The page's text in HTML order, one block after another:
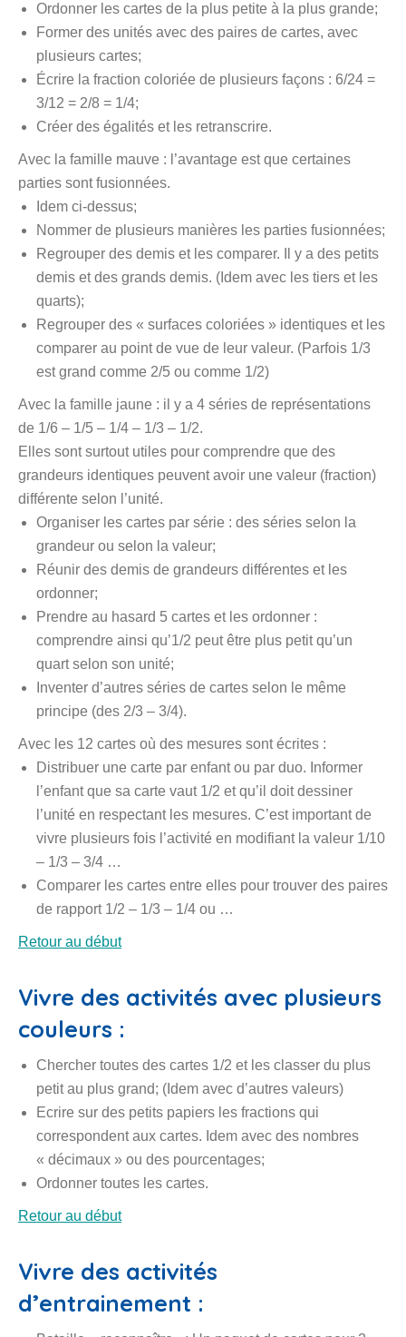
Ordonner les cartes de la plus petite à la plus grande;
Former des unités avec des paires de cartes, avec
plusieurs cartes;
Écrire la fraction coloriée de plusieurs façons : 6/24 =
3/12 = 2/8 = 1/4;
Créer des égalités et les retranscrire.
Avec la famille mauve : l’avantage est que certaines
parties sont fusionnées.
Idem ci-dessus;
Nommer de plusieurs manières les parties fusionnées;
Regrouper des demis et les comparer. Il y a des petits
demis et des grands demis. (Idem avec les tiers et les
quarts);
Regrouper des « surfaces coloriées » identiques et les
comparer au point de vue de leur valeur. (Parfois 1/3
est grand comme 2/5 ou comme 1/2)
Avec la famille jaune : il y a 4 séries de représentations
de 1/6 – 1/5 – 1/4 – 1/3 – 1/2.
Elles sont surtout utiles pour comprendre que des
grandeurs identiques peuvent avoir une valeur (fraction)
différente selon l’unité.
Organiser les cartes par série : des séries selon la
grandeur ou selon la valeur;
Réunir des demis de grandeurs différentes et les
ordonner;
Prendre au hasard 5 cartes et les ordonner :
comprendre ainsi qu’1/2 peut être plus petit qu’un
quart selon son unité;
Inventer d’autres séries de cartes selon le même
principe (des 2/3 – 3/4).
Avec les 12 cartes où des mesures sont écrites :
Distribuer une carte par enfant ou par duo. Informer
l’enfant que sa carte vaut 1/2 et qu’il doit dessiner
l’unité en respectant les mesures. C’est important de
vivre plusieurs fois l’activité en modifiant la valeur 1/10
– 1/3 – 3/4 …
Comparer les cartes entre elles pour trouver des paires
de rapport 1/2 – 1/3 – 1/4 ou …
Retour au début
Vivre des activités avec plusieurs
couleurs :
Chercher toutes des cartes 1/2 et les classer du plus
petit au plus grand; (Idem avec d’autres valeurs)
Ecrire sur des petits papiers les fractions qui
correspondent aux cartes. Idem avec des nombres
« décimaux » ou des pourcentages;
Ordonner toutes les cartes.
Retour au début
Vivre des activités
d’entrainement :